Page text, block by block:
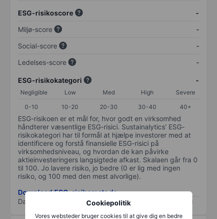
Cookiepolitik
Vores websteder bruger cookies til at give dig en bedre
ESG-risikoscore
-
Miljø-score
-
Social-score
-
Ledelses-score
-
ESG-risikokategori -
Negligible Low Med High
Severe
0-10
10-20 20-30 30-40 40+
ESG-risikoen er et mål for, hvor godt en virksomhed
håndterer væsentlige ESG-risici. Sustainalytics’ ESG-
risikokategori har til formål at hjælpe investorer med at
identificere og forstå finansielle ESG-risici på
virksomhedsniveau, og hvordan de kan påvirke
aktieinvesteringers langsigtede afkast. Skalaen går fra 0
til 100. Jo lavere risiko, jo bedre (0 er lig med ingen
risiko, og 100 med den mest alvorlige).
Download ESG-risikometode
Data provided by
/